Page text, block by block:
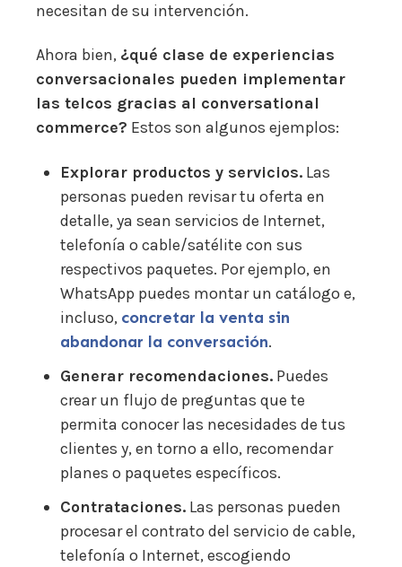
necesitan de su intervención.
Ahora bien, ¿qué clase de experiencias
conversacionales pueden implementar
las telcos gracias al conversational
commerce? Estos son algunos ejemplos:
Explorar productos y servicios. Las
personas pueden revisar tu oferta en
detalle, ya sean servicios de Internet,
telefonía o cable/satélite con sus
respectivos paquetes. Por ejemplo, en
WhatsApp puedes montar un catálogo e,
incluso, concretar la venta sin
abandonar la conversación.
Generar recomendaciones. Puedes
crear un flujo de preguntas que te
permita conocer las necesidades de tus
clientes y, en torno a ello, recomendar
planes o paquetes específicos.
Contrataciones. Las personas pueden
procesar el contrato del servicio de cable,
telefonía o Internet, escogiendo